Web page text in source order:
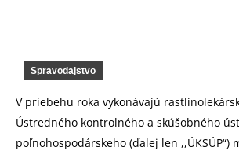
Spravodajstvo
V priebehu roka vykonávajú
Ústredného kontrolného a skúšobného
poľnohospodárskeho (ďalej len ,,ÚKSÚP“)